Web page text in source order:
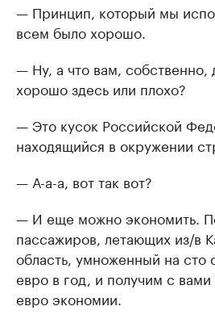
— Принцип, который мы
всем было хорошо.
— Ну, а что вам, собственно,
хорошо здесь или плохо?
— Это кусок Российской
находящийся в окружении
— А-а-а, вот так вот?
— И еще можно экономить.
пассажиров, летающих из/в
область, умноженный на сто
евро в год, и получим с
евро экономии.